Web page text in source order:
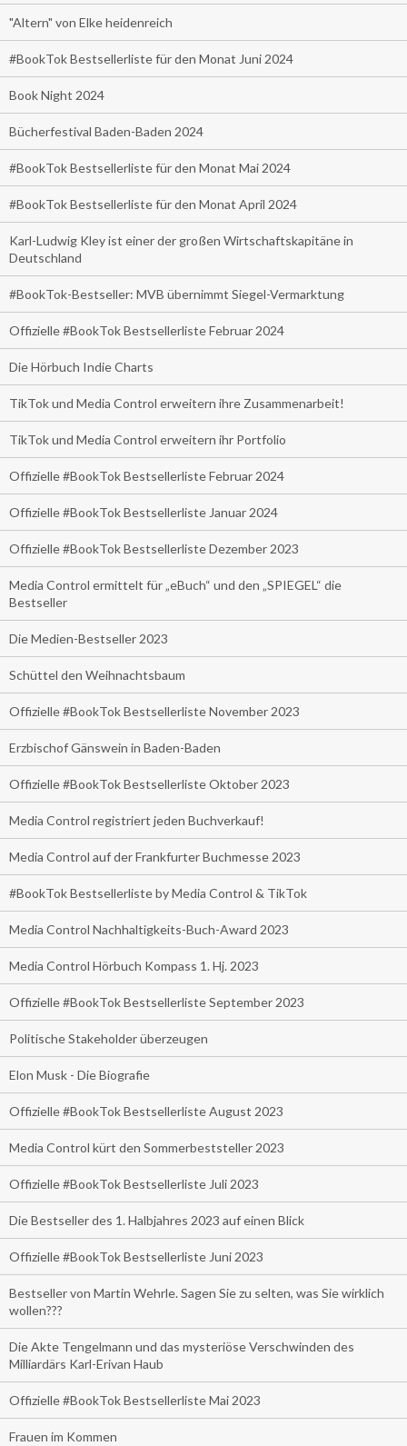
"Altern" von Elke heidenreich
#BookTok Bestsellerliste für den Monat Juni 2024
Book Night 2024
Bücherfestival Baden-Baden 2024
#BookTok Bestsellerliste für den Monat Mai 2024
#BookTok Bestsellerliste für den Monat April 2024
Karl-Ludwig Kley ist einer der großen Wirtschaftskapitäne in
Deutschland
#BookTok-Bestseller: MVB übernimmt Siegel-Vermarktung
Offizielle #BookTok Bestsellerliste Februar 2024
Die Hörbuch Indie Charts
TikTok und Media Control erweitern ihre Zusammenarbeit!
TikTok und Media Control erweitern ihr Portfolio
Offizielle #BookTok Bestsellerliste Februar 2024
Offizielle #BookTok Bestsellerliste Januar 2024
Offizielle #BookTok Bestsellerliste Dezember 2023
Media Control ermittelt für „eBuch“ und den „SPIEGEL“ die
Bestseller
Die Medien-Bestseller 2023
Schüttel den Weihnachtsbaum
Offizielle #BookTok Bestsellerliste November 2023
Erzbischof Gänswein in Baden-Baden
Offizielle #BookTok Bestsellerliste Oktober 2023
Media Control registriert jeden Buchverkauf!
Media Control auf der Frankfurter Buchmesse 2023
#BookTok Bestsellerliste by Media Control & TikTok
Media Control Nachhaltigkeits-Buch-Award 2023
Media Control Hörbuch Kompass 1. Hj. 2023
Offizielle #BookTok Bestsellerliste September 2023
Politische Stakeholder überzeugen
Elon Musk - Die Biografie
Offizielle #BookTok Bestsellerliste August 2023
Media Control kürt den Sommerbeststeller 2023
Offizielle #BookTok Bestsellerliste Juli 2023
Die Bestseller des 1. Halbjahres 2023 auf einen Blick
Offizielle #BookTok Bestsellerliste Juni 2023
Bestseller von Martin Wehrle. Sagen Sie zu selten, was Sie wirklich
wollen???
Die Akte Tengelmann und das mysteriöse Verschwinden des
Milliardärs Karl-Erivan Haub
Offizielle #BookTok Bestsellerliste Mai 2023
Frauen im Kommen